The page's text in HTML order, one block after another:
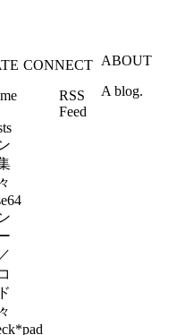
CONNECT
RSS
Feed
ABOUT
A blog.